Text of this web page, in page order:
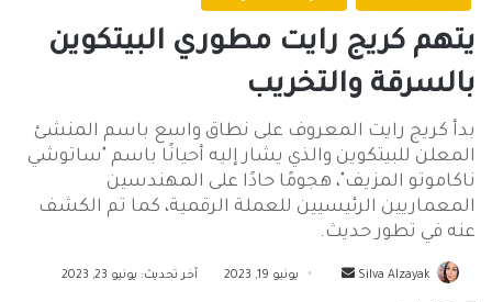
يتهم كريج رايت مطوري البيتكوين
بالسرقة والتخريب
بدأ كريج رايت المعروف على نطاق واسع باسم المنشئ
المعلن للبيتكوين والذي يشار إليه أحيانًا باسم "ساتوشي
ناكاموتو المزيف"، هجومًا حادًا على المهندسين
المعماريين الرئيسيين للعملة الرقمية، كما تم الكشف
عنه في تطور حديث.
Silva Alzayak
أرسل
يونيو 19, 2023 آخر تحديث: يونيو 23, 2023